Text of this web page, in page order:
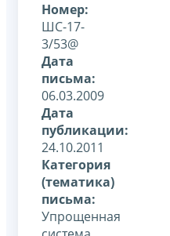
Номер:
ШС-17-
3/53@
Дата
письма:
06.03.2009
Дата
публикации:
24.10.2011
Категория
(тематика)
письма:
Упрощенная